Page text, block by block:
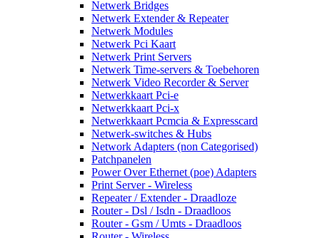
Netwerk Bridges
Netwerk Extender & Repeater
Netwerk Modules
Netwerk Pci Kaart
Netwerk Print Servers
Netwerk Time-servers & Toebehoren
Netwerk Video Recorder & Server
Netwerkkaart Pci-e
Netwerkkaart Pci-x
Netwerkkaart Pcmcia & Expresscard
Netwerk-switches & Hubs
Network Adapters (non Categorised)
Patchpanelen
Power Over Ethernet (poe) Adapters
Print Server - Wireless
Repeater / Extender - Draadloze
Router - Dsl / Isdn - Draadloos
Router - Gsm / Umts - Draadloos